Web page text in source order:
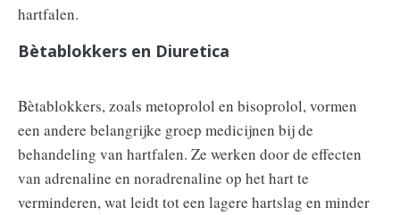
hartfalen.
Bètablokkers en Diuretica
Bètablokkers, zoals metoprolol en bisoprolol, vormen
een andere belangrijke groep medicijnen bij de
behandeling van hartfalen. Ze werken door de effecten
van adrenaline en noradrenaline op het hart te
verminderen, wat leidt tot een lagere hartslag en minder